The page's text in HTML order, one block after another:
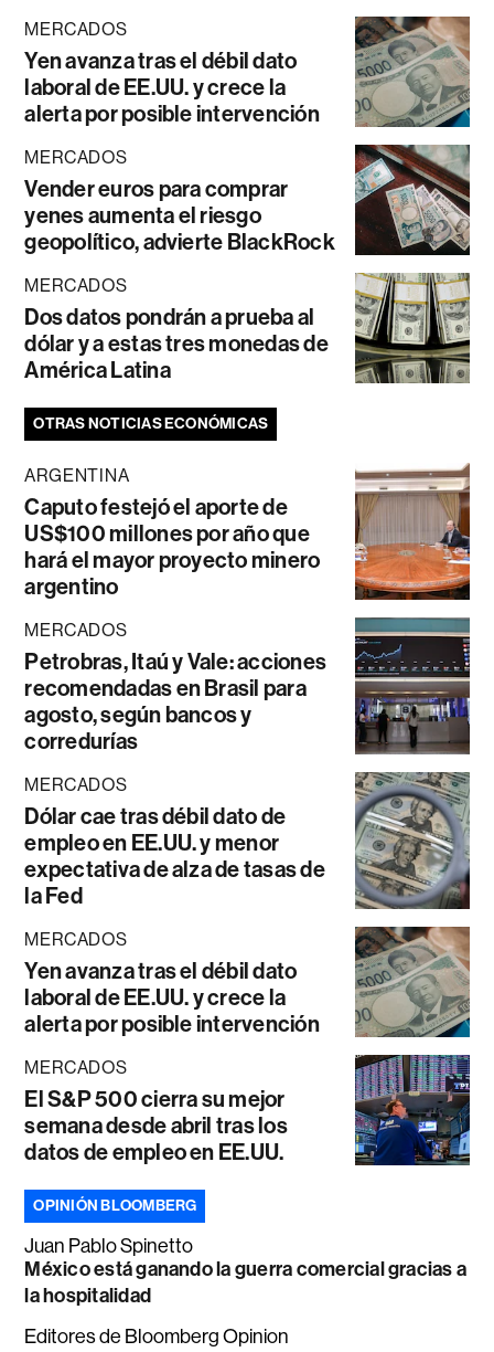
MERCADOS
Yen avanza tras el débil dato
laboral de EE.UU. y crece la
alerta por posible intervención
MERCADOS
Vender euros para comprar
yenes aumenta el riesgo
geopolítico, advierte BlackRock
MERCADOS
Dos datos pondrán a prueba al
dólar y a estas tres monedas de
América Latina
OTRAS NOTICIAS ECONÓMICAS
ARGENTINA
Caputo festejó el aporte de
US$100 millones por año que
hará el mayor proyecto minero
argentino
MERCADOS
Petrobras, Itaú y Vale: acciones
recomendadas en Brasil para
agosto, según bancos y
corredurías
MERCADOS
Dólar cae tras débil dato de
empleo en EE.UU. y menor
expectativa de alza de tasas de
la Fed
MERCADOS
Yen avanza tras el débil dato
laboral de EE.UU. y crece la
alerta por posible intervención
MERCADOS
El S&P 500 cierra su mejor
semana desde abril tras los
datos de empleo en EE.UU.
OPINIÓN BLOOMBERG
Juan Pablo Spinetto
México está ganando la guerra comercial gracias a
la hospitalidad
Editores de Bloomberg Opinion